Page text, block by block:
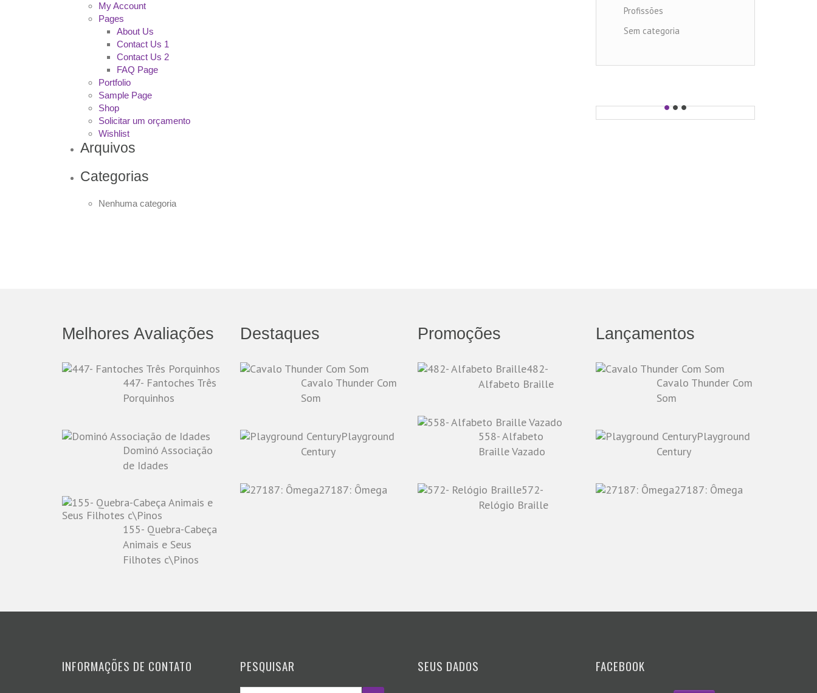
My Account
Pages
About Us
Contact Us 1
Contact Us 2
FAQ Page
Portfolio
Sample Page
Shop
Solicitar um orçamento
Wishlist
Arquivos
Categorias
Nenhuma categoria
Profissões
Sem categoria
Melhores Avaliações
447- Fantoches Três
Porquinhos
Dominó Associação
de Idades
155- Quebra-Cabeça
Animais e Seus
Filhotes c\Pinos
Destaques
Cavalo Thunder Com
Som
Playground
Century
27187: Ômega
Promoções
482-
Alfabeto Braille
558- Alfabeto
Braille Vazado
572-
Relógio Braille
Lançamentos
Cavalo Thunder Com
Som
Playground
Century
27187: Ômega
INFORMAÇÕES DE CONTATO PESQUISAR SEUS DADOS FACEBOOK